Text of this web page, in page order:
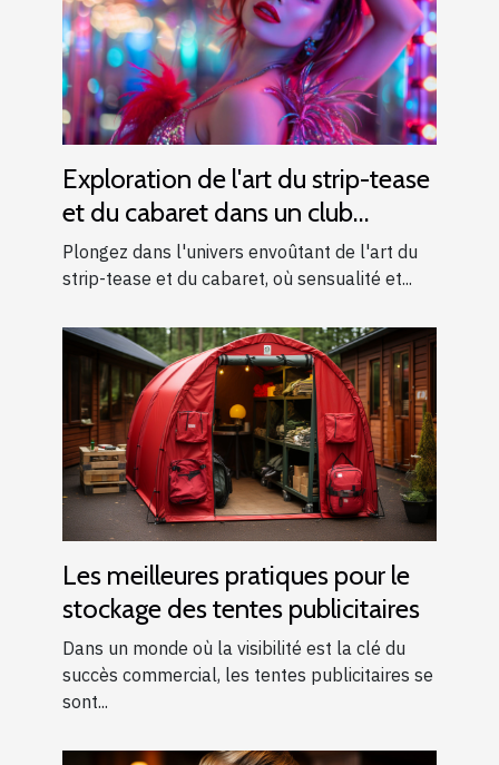
Exploration de l'art du strip-tease
et du cabaret dans un club
moderne
Plongez dans l'univers envoûtant de l'art du
strip-tease et du cabaret, où sensualité et...
Les meilleures pratiques pour le
stockage des tentes publicitaires
Dans un monde où la visibilité est la clé du
succès commercial, les tentes publicitaires se
sont...